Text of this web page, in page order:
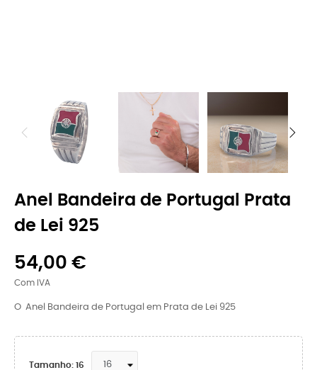
Anel Bandeira de Portugal Prata
de Lei 925
54,00 €
Com IVA
O Anel Bandeira de Portugal em Prata de Lei 925
Tamanho: 16